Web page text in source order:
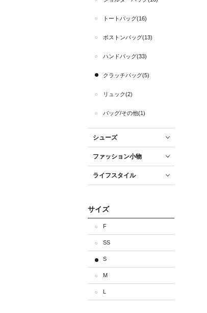
トートバッグ(16)
ボストンバッグ(13)
ハンドバッグ(33)
クラッチバッグ(5)
リュック(2)
バッグ/その他(1)
シューズ
ファッション小物
ライフスタイル
サイズ
F
SS
S
M
L